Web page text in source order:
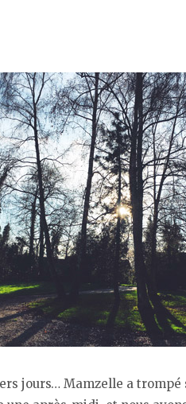
jours… Mamzelle a trompé